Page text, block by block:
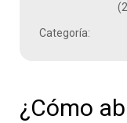
Categoría:
¿Cómo